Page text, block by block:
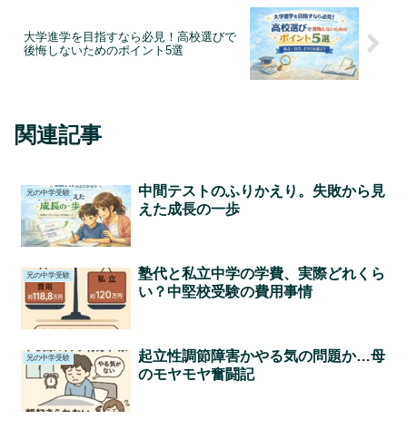
大学進学を目指すなら必見！高校選びで
後悔しないためのポイント5選
関連記事
兄の中学受験
中間テストのふりかえり。失敗から見
えた成長の一歩
兄の中学受験
塾代と私立中学の学費、実際どれくら
い？中堅校受験の費用事情
兄の中学受験
起立性調節障害かやる気の問題か…母
のモヤモヤ奮闘記